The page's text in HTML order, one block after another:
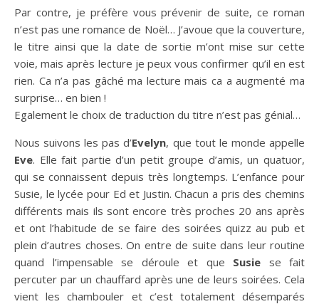
Par contre, je préfère vous prévenir de suite, ce roman
n’est pas une romance de Noël… J’avoue que la couverture,
le titre ainsi que la date de sortie m’ont mise sur cette
voie, mais après lecture je peux vous confirmer qu’il en est
rien. Ca n’a pas gâché ma lecture mais ca a augmenté ma
surprise… en bien !
Egalement le choix de traduction du titre n’est pas génial…
Nous suivons les pas d’Evelyn, que tout le monde appelle
Eve. Elle fait partie d’un petit groupe d’amis, un quatuor,
qui se connaissent depuis très longtemps. L’enfance pour
Susie, le lycée pour Ed et Justin. Chacun a pris des chemins
différents mais ils sont encore très proches 20 ans après
et ont l’habitude de se faire des soirées quizz au pub et
plein d’autres choses. On entre de suite dans leur routine
quand l’impensable se déroule et que Susie se fait
percuter par un chauffard après une de leurs soirées. Cela
vient les chambouler et c’est totalement désemparés